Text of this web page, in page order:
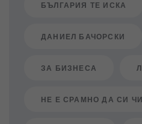
БЪЛГАРИЯ ТЕ ИСКА
ДАНИЕЛ БАЧОРСКИ
ЗА БИЗНЕСА
НЕ Е СРАМНО ДА СИ